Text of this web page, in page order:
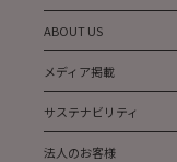
ABOUT US
メディア掲載
サステナビリティ
法人のお客様